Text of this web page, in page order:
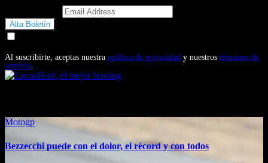
Al suscribirte, aceptas nuestra política de privacidad y nuestros términos de
servicio
Motogp
Bezzecchi puede con el dolor, el récord y con todos